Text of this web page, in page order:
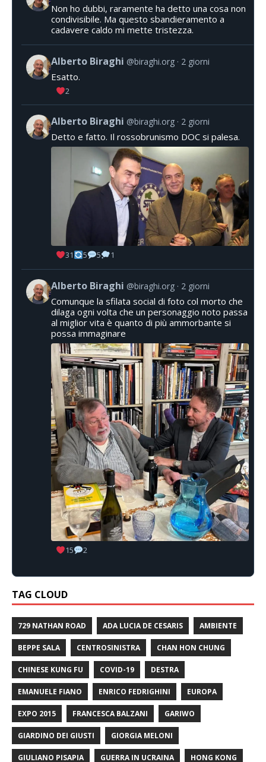
Non ho dubbi, raramente ha detto una cosa non
condivisibile. Ma questo sbandieramento a
cadavere caldo mi mette tristezza.
Alberto Biraghi @biraghi.org 2 giorni
Esatto.
2
Alberto Biraghi @biraghi.org 2 giorni
Detto e fatto. Il rossobrunismo DOC si palesa.
31 5 5 1
Alberto Biraghi @biraghi.org 2 giorni
Comunque la sfilata social di foto col morto che
dilaga ogni volta che un personaggio noto passa
al miglior vita è quanto di più ammorbante si
possa immaginare
15 2
TAG CLOUD
729 NATHAN ROAD ADA LUCIA DE CESARIS AMBIENTE
BEPPE SALA CENTROSINISTRA CHAN HON CHUNG
CHINESE KUNG FU COVID-19 DESTRA
EMANUELE FIANO ENRICO FEDRIGHINI EUROPA
EXPO 2015 FRANCESCA BALZANI GARIWO
GIARDINO DEI GIUSTI GIORGIA MELONI
GIULIANO PISAPIA GUERRA IN UCRAINA HONG KONG